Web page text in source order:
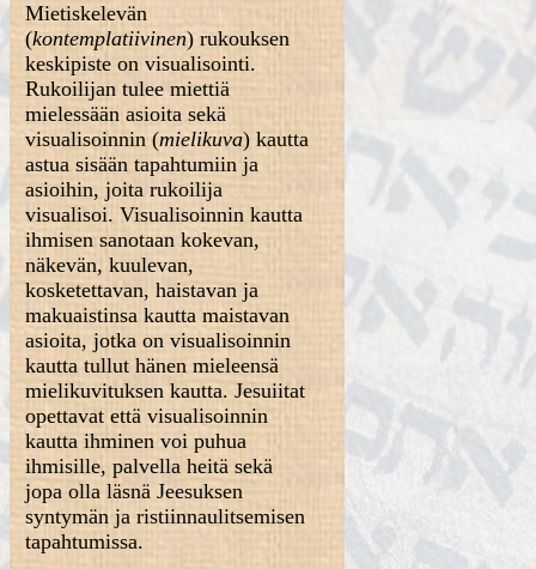
Mietiskelevän
(kontemplatiivinen) rukouksen
keskipiste on visualisointi.
Rukoilijan tulee miettiä
mielessään asioita sekä
visualisoinnin (mielikuva) kautta
astua sisään tapahtumiin ja
asioihin, joita rukoilija
visualisoi. Visualisoinnin kautta
ihmisen sanotaan kokevan,
näkevän, kuulevan,
kosketettavan, haistavan ja
makuaistinsa kautta maistavan
asioita, jotka on visualisoinnin
kautta tullut hänen mieleensä
mielikuvituksen kautta. Jesuiitat
opettavat että visualisoinnin
kautta ihminen voi puhua
ihmisille, palvella heitä sekä
jopa olla läsnä Jeesuksen
syntymän ja ristiinnaulitsemisen
tapahtumissa.